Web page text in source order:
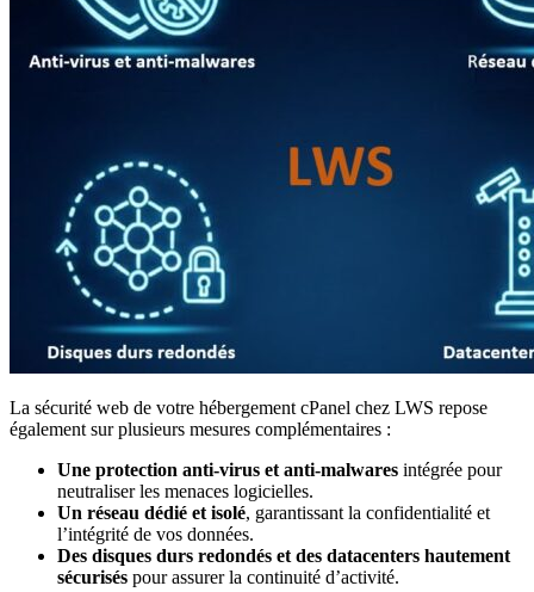
La sécurité web de votre hébergement cPanel chez LWS repose
également sur plusieurs mesures complémentaires :
Une protection anti-virus et anti-malwares intégrée pour
neutraliser les menaces logicielles.
Un réseau dédié et isolé, garantissant la confidentialité et
l’intégrité de vos données.
Des disques durs redondés et des datacenters hautement
sécurisés pour assurer la continuité d’activité.